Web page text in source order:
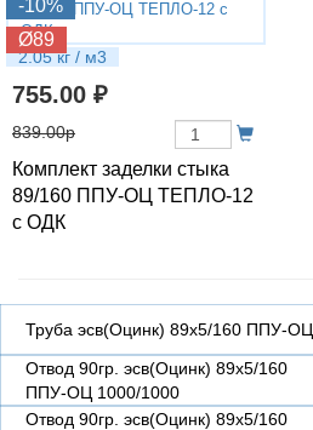
-10%
Ø89
2.05 кг / м3
755.00 ₽
839.00р
Комплект заделки стыка
89/160 ППУ-ОЦ ТЕПЛО-12
с ОДК
Труба эсв(Оцинк) 89х5/160 ППУ-ОЦ
Отвод 90гр. эсв(Оцинк) 89х5/160
ППУ-ОЦ 1000/1000
Отвод 90гр. эсв(Оцинк) 89х5/160